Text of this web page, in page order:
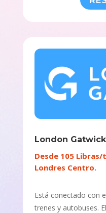
London Gatwick
Desde 105
Londres Centro.
Está conectado con
trenes y autobuses.